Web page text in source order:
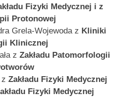
Fizyki Medycznej i z
Protonowej
Grela-Wojewoda z Kliniki
Klinicznej
z Zakładu Patomorfologii
Zakładu Fizyki Medycznej
Fizyki Medycznej